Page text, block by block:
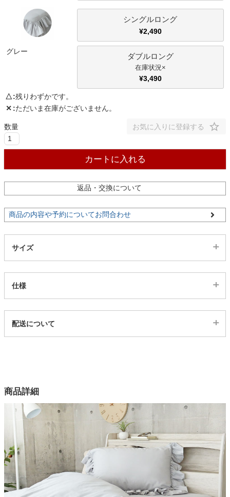
キッチン用品
インテリア雑貨
タワー
グレー
シングルロング
¥2,490
ダブルロング
×
¥3,490
△ 残りわずかです。
✕ ただいま在庫がございません。
お気に入りに登録する
カートに入れる
返品・交換について
商品の内容や予約についてお問合わせ
サイズ
仕様
13001673
カラー
3色
表面素材
ポリエステル100％
お手入れ方法
洗濯機（ネット使用）
配送について
商品詳細